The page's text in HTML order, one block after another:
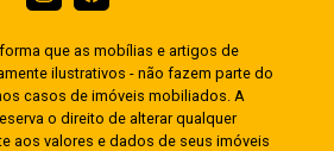
que as mobílias e artigos de
ilustrativos - não fazem parte do
casos de imóveis mobiliados. A
o direito de alterar qualquer
aos valores e dados de seus imóveis